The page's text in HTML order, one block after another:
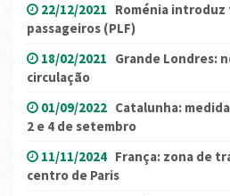
22/12/2021 Roménia
passageiros (PLF)
18/02/2021 Grande Londres:
circulação
01/09/2022 Catalunha:
2 e 4 de setembro
11/11/2024 França: zona de
centro de Paris